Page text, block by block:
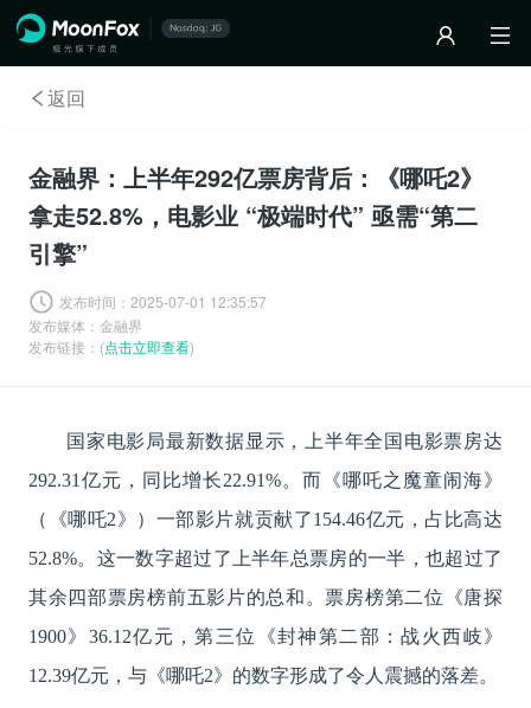
返回
金融界：上半年292亿票房背后：《哪吒2》
拿走52.8%，电影业 “极端时代” 亟需“第二
引擎”
发布时间： 2025-07-01 12:35:57
发布媒体： 金融界
发布链接：(点击立即查看)
国家电影局最新数据显示，上半年全国电影票房达
292.31亿元，同比增长22.91%。而《哪吒之魔童闹海》
（《哪吒2》）一部影片就贡献了154.46亿元，占比高达
52.8%。这一数字超过了上半年总票房的一半，也超过了
其余四部票房榜前五影片的总和。票房榜第二位《唐探
1900》36.12亿元，第三位《封神第二部：战火西岐》
12.39亿元，与《哪吒2》的数字形成了令人震撼的落差。